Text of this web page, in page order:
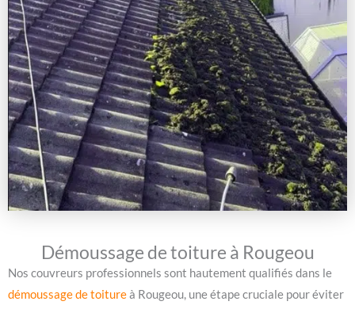
Démoussage de toiture à Rougeou
Nos couvreurs professionnels sont hautement qualifiés dans le
démoussage de toitureà Rougeou, une étape cruciale pour éviter